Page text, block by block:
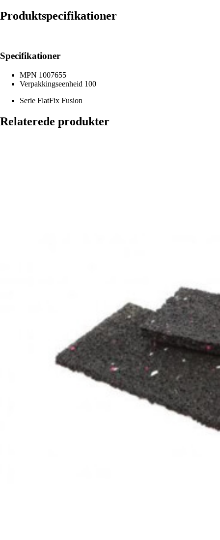
Produktspecifikationer
Specifikationer
MPN 1007655
Verpakkingseenheid 100
Serie FlatFix Fusion
Relaterede produkter